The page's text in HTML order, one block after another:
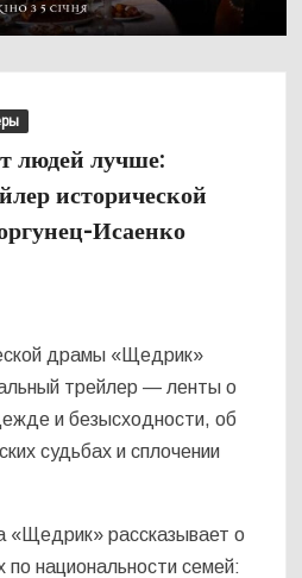
людей лучше:
исторической
Исаенко
драмы «Щедрик»
трейлер — ленты о
и безысходности, об
судьбах и сплочении
«Щедрик» рассказывает о
по национальности семей: